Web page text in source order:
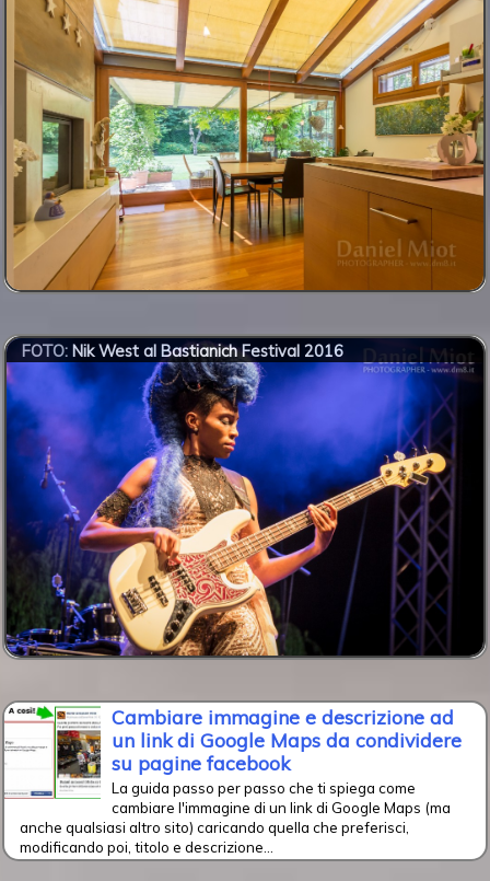
FOTO: Nik West al Bastianich Festival 2016
Cambiare immagine e descrizione ad
un link di Google Maps da condividere
su pagine facebook
La guida passo per passo che ti spiega come
cambiare l'immagine di un link di Google Maps (ma
anche qualsiasi altro sito) caricando quella che preferisci,
modificando poi, titolo e descrizione...